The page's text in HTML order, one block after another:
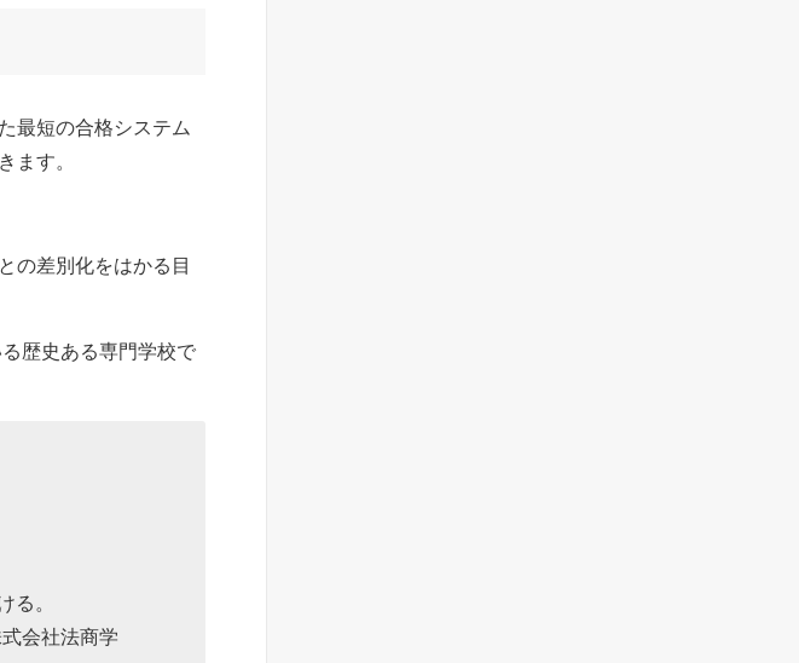
最短の合格システム
ます。
の差別化をはかる目
歴史ある専門学校で
る。
会社法商学